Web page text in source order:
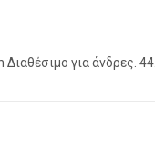
για άνδρες. 44.